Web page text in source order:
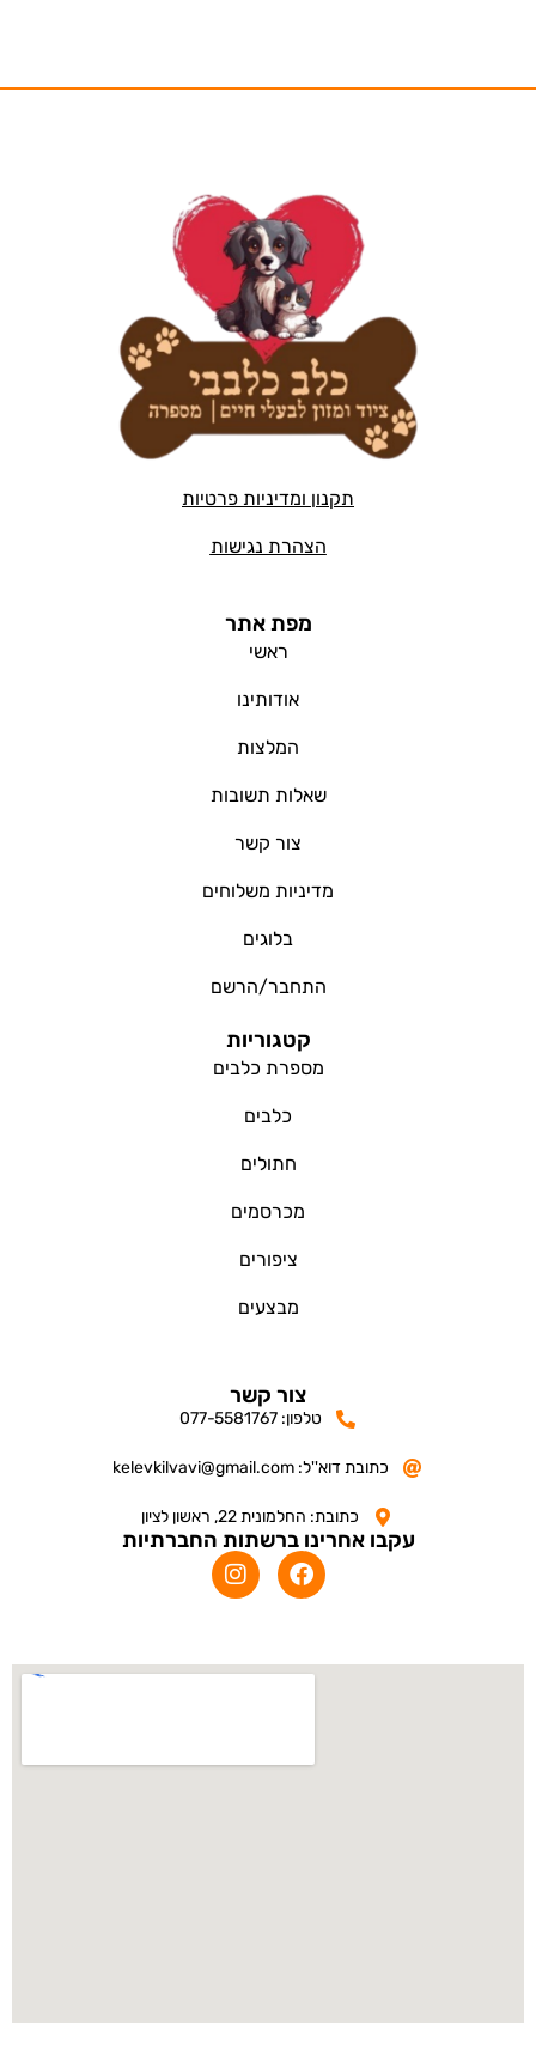
צור קשר
טלפון: 077-5581767
כתובת דוא''ל: kelevkilvavi@gmail.com
כתובת: החלמונית 22, ראשון לציון
עקבו אחרינו ברשתות החברתיות
קטגוריות
מספרת כלבים
כלבים
חתולים
מכרסמים
ציפורים
מבצעים
מפת אתר
ראשי
אודותינו
המלצות
שאלות תשובות
צור קשר
מדיניות משלוחים
בלוגים
התחבר/הרשם
תקנון ומדיניות פרטיות
הצהרת נגישות